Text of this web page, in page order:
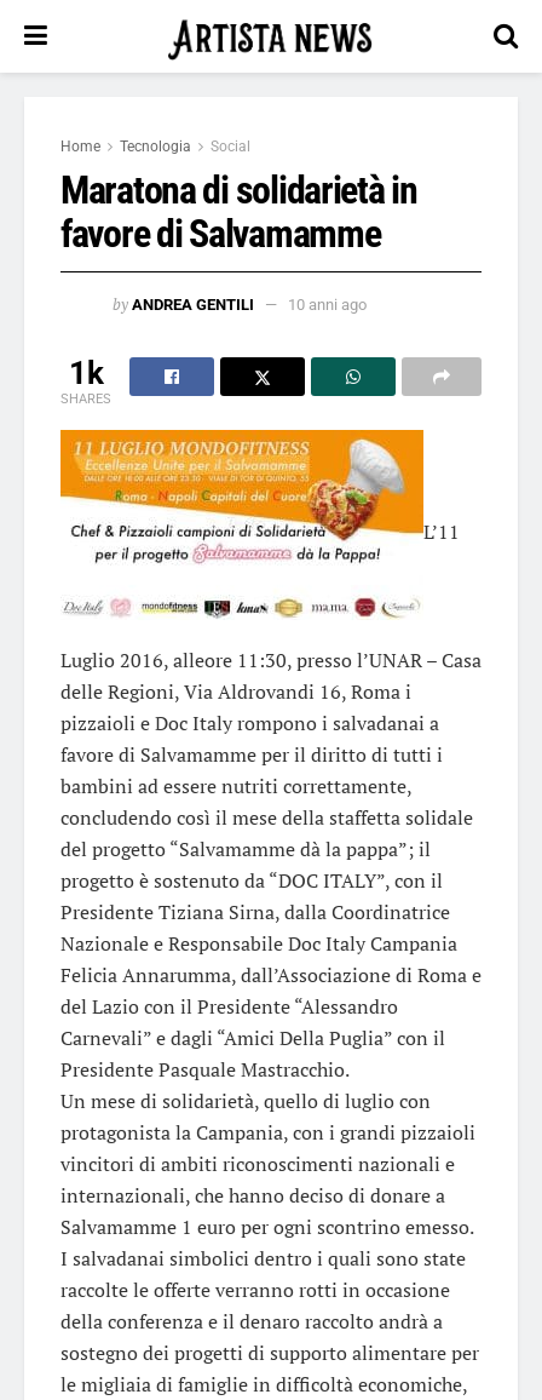
Home Tecnologia Social
Maratona di solidarietà in
favore di Salvamamme
by ANDREA GENTILI 10 anni ago
1k
SHARES
L’11
Luglio 2016, alleore 11:30, presso l’UNAR – Casa
delle Regioni, Via Aldrovandi 16, Roma i
pizzaioli e Doc Italy rompono i salvadanai a
favore di Salvamamme per il diritto di tutti i
bambini ad essere nutriti correttamente,
concludendo così il mese della staffetta solidale
del progetto “Salvamamme dà la pappa”; il
progetto è sostenuto da “DOC ITALY”, con il
Presidente Tiziana Sirna, dalla Coordinatrice
Nazionale e Responsabile Doc Italy Campania
Felicia Annarumma, dall’Associazione di Roma e
del Lazio con il Presidente “Alessandro
Carnevali” e dagli “Amici Della Puglia” con il
Presidente Pasquale Mastracchio.
Un mese di solidarietà, quello di luglio con
protagonista la Campania, con i grandi pizzaioli
vincitori di ambiti riconoscimenti nazionali e
internazionali, che hanno deciso di donare a
Salvamamme 1 euro per ogni scontrino emesso.
I salvadanai simbolici dentro i quali sono state
raccolte le offerte verranno rotti in occasione
della conferenza e il denaro raccolto andrà a
sostegno dei progetti di supporto alimentare per
le migliaia di famiglie in difficoltà economiche,